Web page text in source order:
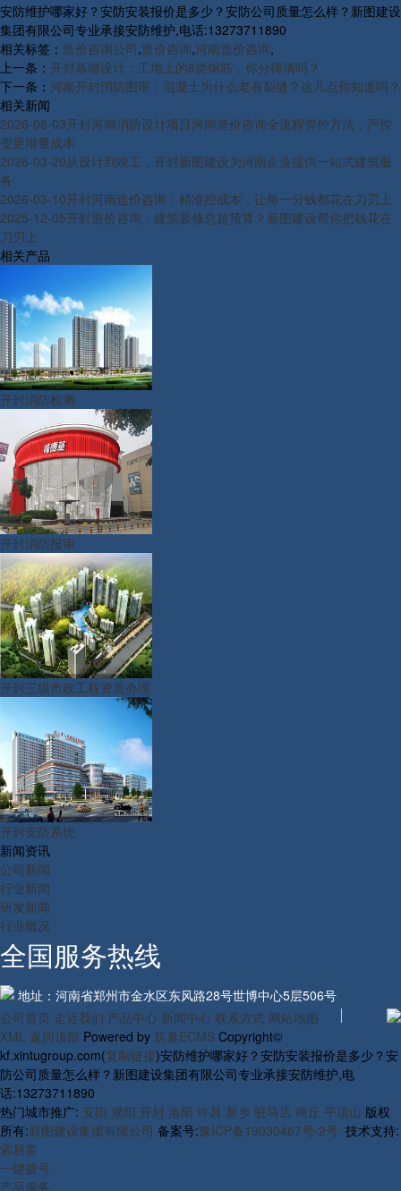
安防维护哪家好？安防安装报价是多少？安防公司质量怎么样？新图建设
集团有限公司专业承接安防维护,电话:13273711890
相关标签： 造价咨询公司,造价咨询,河南造价咨询,
上一条： 开封幕墙设计：工地上的8类钢筋，你分得清吗？
下一条： 河南开封消防图审：混凝土为什么老有裂缝？这几点你知道吗？
相关新闻
2026-08-03开封河南消防设计项目河南造价咨询全流程管控方法，严控
变更增量成本
2026-03-20从设计到竣工，开封新图建设为河南企业提供一站式建筑服
务
2026-03-10开封河南造价咨询：精准控成本，让每一分钱都花在刀刃上
2025-12-05开封造价咨询：建筑装修总超预算？新图建设帮你把钱花在
刀刃上
相关产品
开封消防检测
开封消防报审
开封三级市政工程资质办理
开封安防系统
新闻资讯
公司新闻
行业新闻
研发新闻
行业概况
全国服务热线
地址：河南省郑州市金水区东风路28号世博中心5层506号
公司首页 走近我们 产品中心 新闻中心 联系方式 网站地图
XML 返回顶部 Powered by 筑巢ECMS Copyright©
kf.xintugroup.com(复制链接)安防维护哪家好？安防安装报价是多少？安
防公司质量怎么样？新图建设集团有限公司专业承接安防维护,电
话:13273711890
热门城市推广: 安阳 濮阳 开封 洛阳 许昌 新乡 驻马店 商丘 平顶山 版权
所有:新图建设集团有限公司 备案号:豫ICP备19030467号-2号 技术支持:
索易客
一键拨号
产品服务